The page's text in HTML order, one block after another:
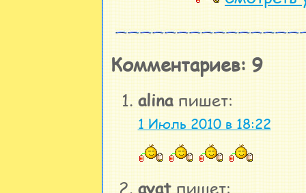
Комментариев: 9
alinaпишет:
1 Июль 2010 в 18:22
ayatпишет: